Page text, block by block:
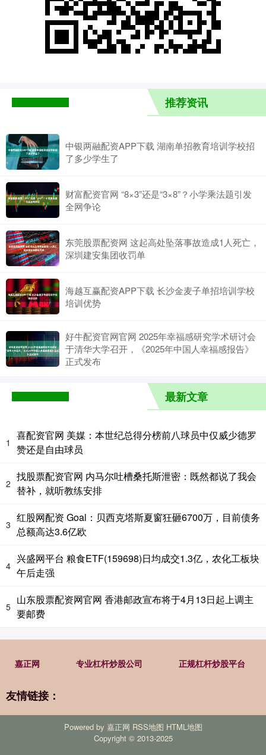
推荐资讯
中银两融配资APP下载 湖南单招教育培训学校招
了多少学生了
财富配资官网 “8×3”还是“3×8”？小学乘法题引发
全网争论
东莞股票配资网 这起高处坠落事故造成1人死亡，
深圳建安集团收罚单
海越互赢配资APP下载 长沙金麦子单招培训学校
培训优势
好牛配资官网官网 2025年幸福感研究学术研讨会
于清华大学召开，《2025年中国人幸福感报告》
正式发布
最新文章
1
喜配资官网 美媒：本世纪总得分榜前八球员中仅威少德罗
赞还是自由球员
2
找股票配资官网 内马尔吐槽桑托斯泄密：既然都说了我会
替补，就听教练安排
3
红股网配资 Goal：贝西克塔斯夏窗狂砸6700万，目前债务
总额高达3.6亿欧
4
兴盛网平台 粮食ETF(159698)日均成交1.3亿，农化工板块
午后走强
5
山东股票配资网官网 香港邮政宣布将于4月13日起上调主
要邮费
嘉正网 专业杠杆炒股公司 正规杠杆炒股平台
友情链接：
Powered by 嘉正网 RSS地图 HTML地图
Copyright © 2013-2025